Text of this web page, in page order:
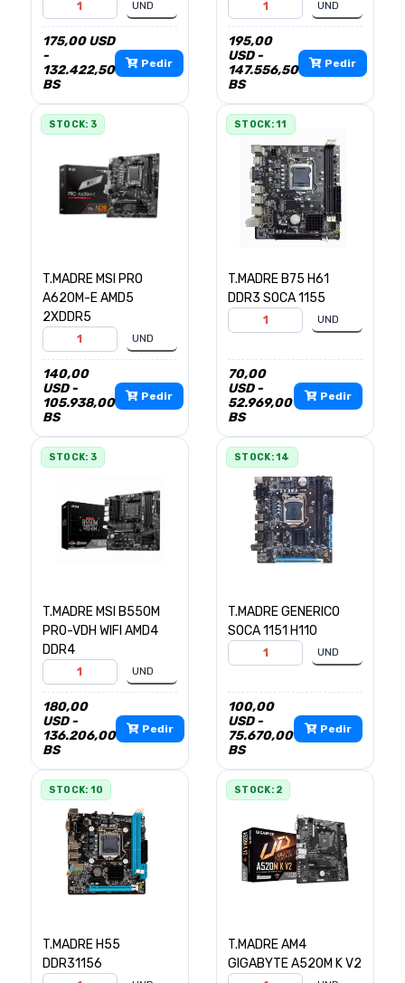
175,00 USD
-
132.422,50
BS
Pedir
195,00
USD -
147.556,50
BS
Pedir
STOCK: 3
T.MADRE MSI PRO
A620M-E AMD5
2XDDR5
140,00
USD -
105.938,00
BS
Pedir
STOCK: 11
T.MADRE B75 H61
DDR3 SOCA 1155
70,00
USD -
52.969,00
BS
Pedir
STOCK: 3
T.MADRE MSI B550M
PRO-VDH WIFI AMD4
DDR4
180,00
USD -
136.206,00
BS
Pedir
STOCK: 14
T.MADRE GENERICO
SOCA 1151 H110
100,00
USD -
75.670,00
BS
Pedir
STOCK: 10
T.MADRE H55
DDR31156
STOCK: 2
T.MADRE AM4
GIGABYTE A520M K V2